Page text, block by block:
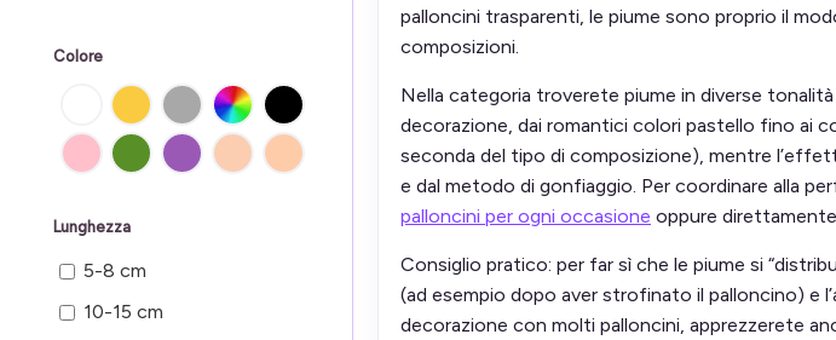
Lunghezza
5-8 cm
10-15 cm
Colore
palloncini trasparenti, le piume sono proprio il
composizioni.
Nella categoria troverete piume in diverse
decorazione, dai romantici colori pastello fino ai
seconda del tipo di composizione), mentre
e dal metodo di gonfiaggio. Per coordinare alla
palloncini per ogni occasione oppure
Consiglio pratico: per far sì che le piume si
(ad esempio dopo aver strofinato il palloncino) e
decorazione con molti palloncini, apprezzerete